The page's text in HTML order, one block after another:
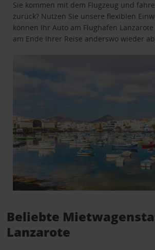
Sie kommen mit dem Flugzeug und
zurück? Nutzen Sie unsere flexiblen
können Ihr Auto am Flughafen
am Ende Ihrer Reise anderswo wieder
Beliebte
Lanzarote